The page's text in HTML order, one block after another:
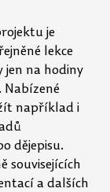
je
lekce
jen na hodiny
Nabízené
například i
dějepisu.
souvisejících
a dalších